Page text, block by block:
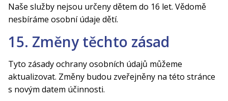
Naše služby nejsou určeny dětem do 16 let. Vědomě
nesbíráme osobní údaje dětí.
15. Změny těchto zásad
Tyto zásady ochrany osobních údajů můžeme
aktualizovat. Změny budou zveřejněny na této stránce
s novým datem účinnosti.